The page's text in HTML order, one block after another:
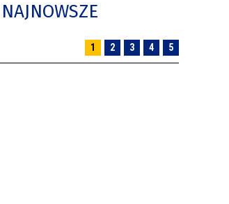
NAJNOWSZE
1 2 3 4 5